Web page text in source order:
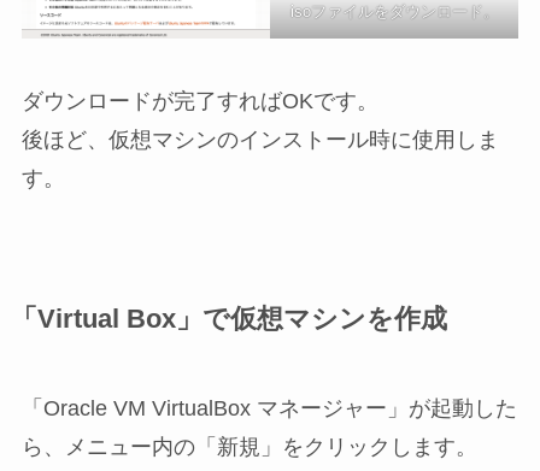
isoファイルをダウンロード。
ダウンロードが完了すればOKです。
後ほど、仮想マシンのインストール時に使用しま
す。
「Virtual Box」で仮想マシンを作成
「Oracle VM VirtualBox マネージャー」が起動した
ら、メニュー内の「新規」をクリックします。